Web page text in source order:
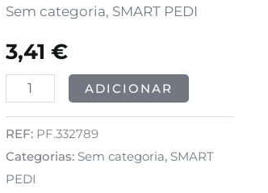
Sem categoria, SMART PEDI
3,41 €
FOOT
podoFILE
Tape
S
100
ADICIONAR
REF: PF.332789
Categorias: Sem categoria, SMART
PEDI